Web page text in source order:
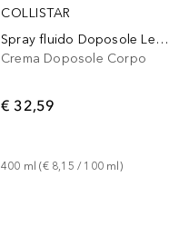
COLLISTAR
Spray fluido Doposole Lenitivo Rinfrescante
Crema Doposole Corpo
€ 32,59
400 ml (€ 8,15 / 100 ml )